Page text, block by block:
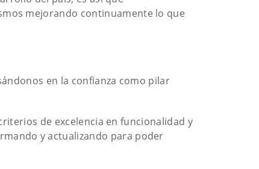
mejorando continuamente lo que
en la confianza como pilar
de excelencia en funcionalidad y
y actualizando para poder